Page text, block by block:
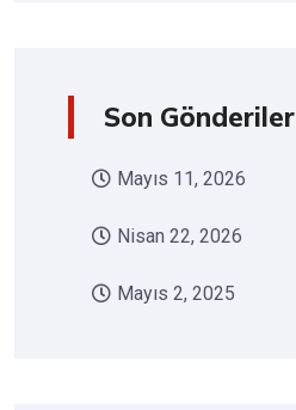
Son Gönderiler
Mayıs 11, 2026
Nisan 22, 2026
Mayıs 2, 2025